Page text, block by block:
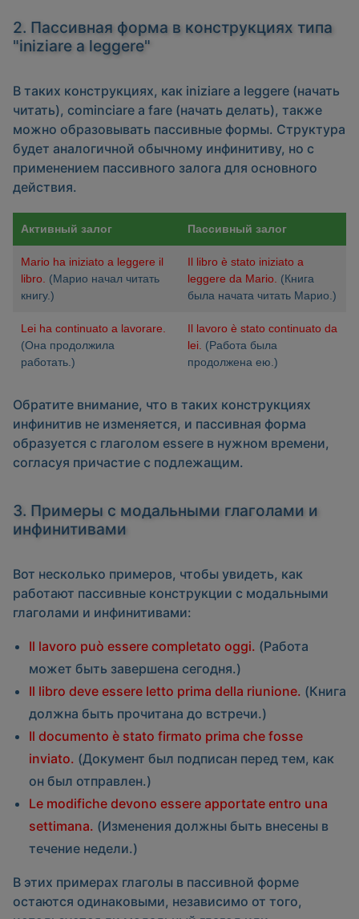
2. Пассивная форма в конструкциях типа
"iniziare a leggere"
В таких конструкциях, как iniziare a leggere (начать
читать), cominciare a fare (начать делать), также
можно образовывать пассивные формы. Структура
будет аналогичной обычному инфинитиву, но с
применением пассивного залога для основного
действия.
Активный залог Пассивный залог
Mario ha iniziato a leggere il
libro. (Марио начал читать
книгу.)
Il libro è stato iniziato a
leggere da Mario. (Книга
была начата читать Марио.)
Lei ha continuato a lavorare.
(Она продолжила
работать.)
Il lavoro è stato continuato da
lei. (Работа была
продолжена ею.)
Обратите внимание, что в таких конструкциях
инфинитив не изменяется, и пассивная форма
образуется с глаголом essere в нужном времени,
согласуя причастие с подлежащим.
3. Примеры с модальными глаголами и
инфинитивами
Вот несколько примеров, чтобы увидеть, как
работают пассивные конструкции с модальными
глаголами и инфинитивами:
Il lavoro può essere completato oggi. (Работа
может быть завершена сегодня.)
Il libro deve essere letto prima della riunione. (Книга
должна быть прочитана до встречи.)
Il documento è stato firmato prima che fosse
inviato. (Документ был подписан перед тем, как
он был отправлен.)
Le modifiche devono essere apportate entro una
settimana. (Изменения должны быть внесены в
течение недели.)
В этих примерах глаголы в пассивной форме
остаются одинаковыми, независимо от того,